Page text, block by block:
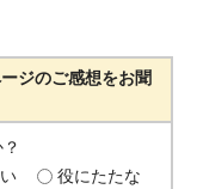
ジのご感想をお聞
役にたたな